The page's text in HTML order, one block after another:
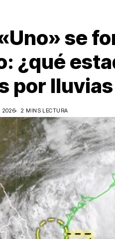
se
¿qué
por
2026 2 MINS LECTURA